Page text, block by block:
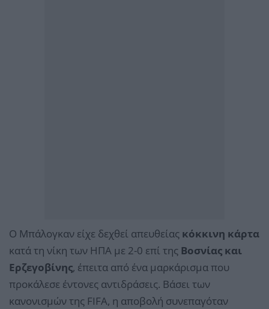
Ο Μπάλογκαν είχε δεχθεί απευθείας κόκκινη κάρτα
κατά τη νίκη των ΗΠΑ με 2-0 επί της Βοσνίας και
Ερζεγοβίνης, έπειτα από ένα μαρκάρισμα που
προκάλεσε έντονες αντιδράσεις. Βάσει των
κανονισμών της FIFA, η αποβολή συνεπαγόταν